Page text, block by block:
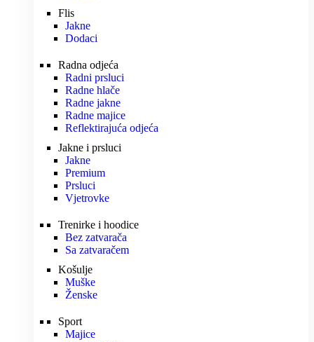
Flis
Jakne
Dodaci
Radna odjeća
Radni prsluci
Radne hlače
Radne jakne
Radne majice
Reflektirajuća odjeća
Jakne i prsluci
Jakne
Premium
Prsluci
Vjetrovke
Trenirke i hoodice
Bez zatvarača
Sa zatvaračem
Košulje
Muške
Ženske
Sport
Majice